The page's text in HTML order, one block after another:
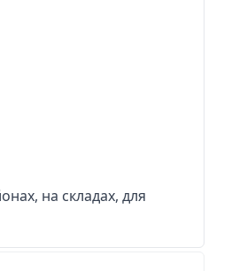
на складах, для